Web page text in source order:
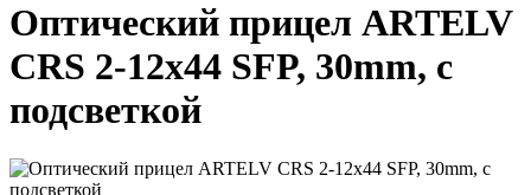
Оптический прицел ARTELV
CRS 2-12x44 SFP, 30mm, с
подсветкой